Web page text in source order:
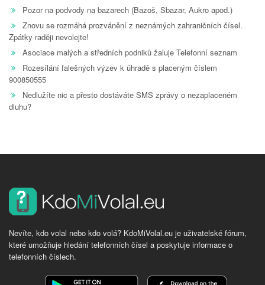
Pozor na podvody na bazarech (Bazoš, Sbazar, Aukro apod.)
Znovu se rozmáhá prozvánění z neznámých zahraničních čísel.
Zpátky raději nevolejte!
Asociace malých a středních podniků žaluje Telefonní seznam
Rozesílání falešných výzev k úhradě s placeným číslem
900850555
Nedlužíte nic a přesto dostáváte SMS zprávy o nezaplaceném
dluhu?
Nevíte, kdo volal nebo kdo volá? KdoMiVolal.eu je uživatelské fórum,
které umožňuje hledání telefonních čísel a poskytuje informace o
telefonních číslech.